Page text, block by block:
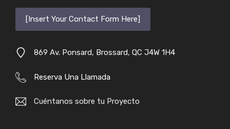
[Insert Your Contact Form Here]
869 Av. Ponsard, Brossard, QC J4W 1H4
Reserva Una Llamada
Cuéntanos sobre tu Proyecto